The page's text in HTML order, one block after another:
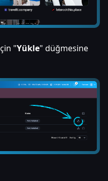
"Yükle" düğmesine